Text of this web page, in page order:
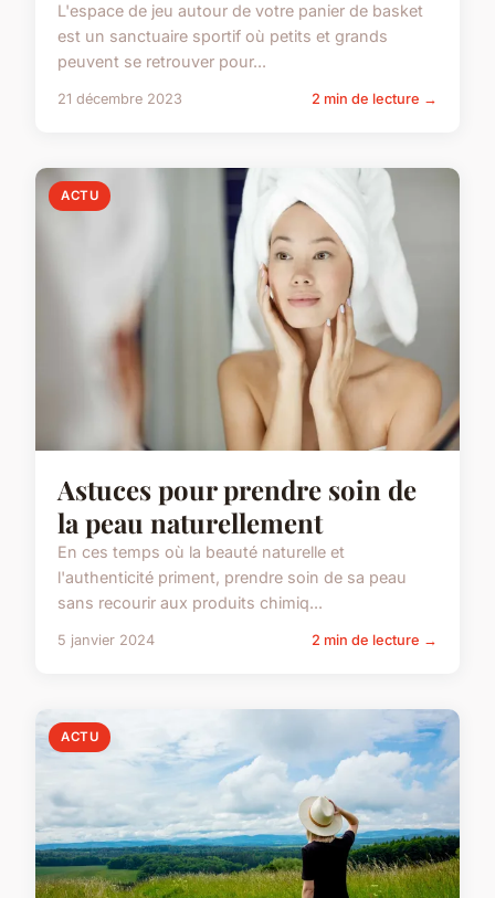
L'espace de jeu autour de votre panier de basket
est un sanctuaire sportif où petits et grands
peuvent se retrouver pour...
21 décembre 2023 2 min de lecture →
ACTU
Astuces pour prendre soin de
la peau naturellement
En ces temps où la beauté naturelle et
l'authenticité priment, prendre soin de sa peau
sans recourir aux produits chimiq...
5 janvier 2024 2 min de lecture →
ACTU